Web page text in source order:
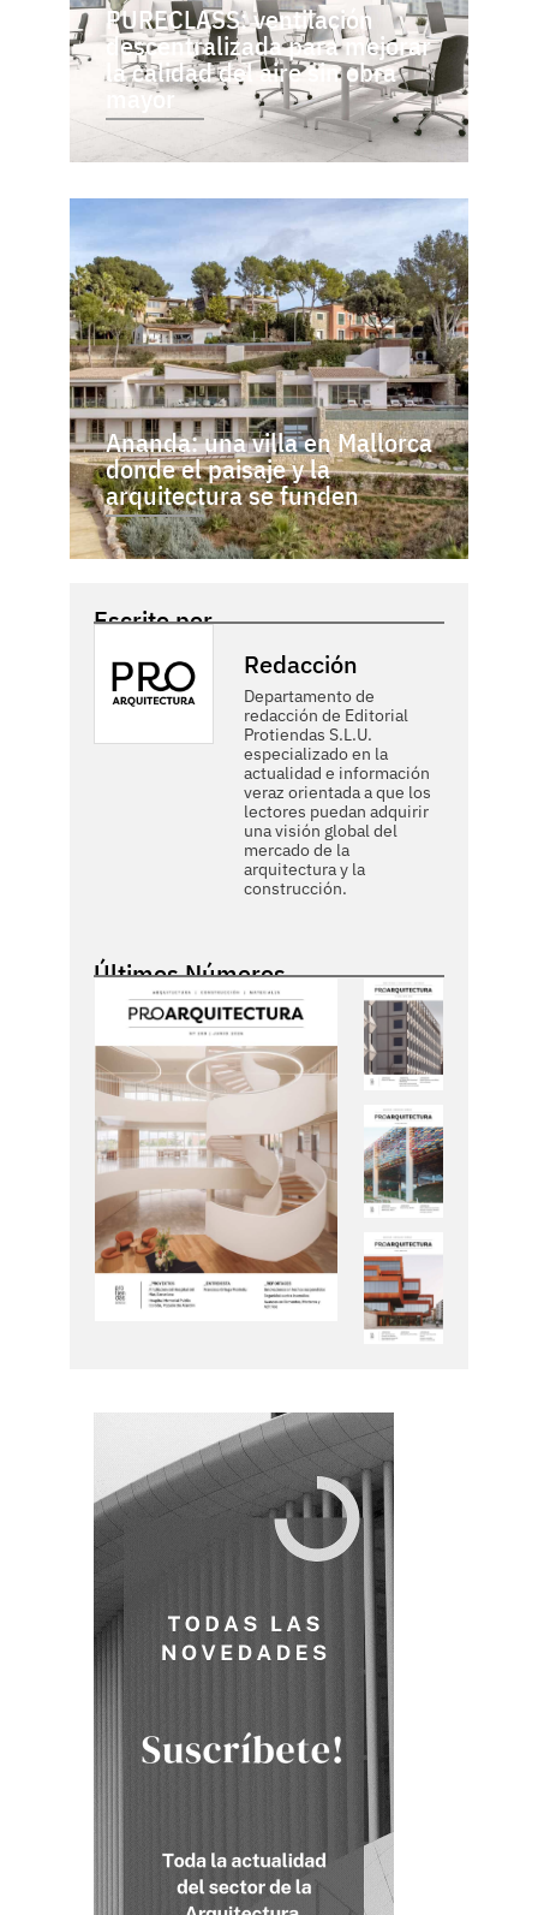
PURECLASS: ventilación
descentralizada para mejorar
la calidad del aire sin obra
mayor
Ananda: una villa en Mallorca
donde el paisaje y la
arquitectura se funden
Escrito por
Redacción
Departamento de
redacción de Editorial
Protiendas S.L.U.
especializado en la
actualidad e información
veraz orientada a que los
lectores puedan adquirir
una visión global del
mercado de la
arquitectura y la
construcción.
Últimos Números